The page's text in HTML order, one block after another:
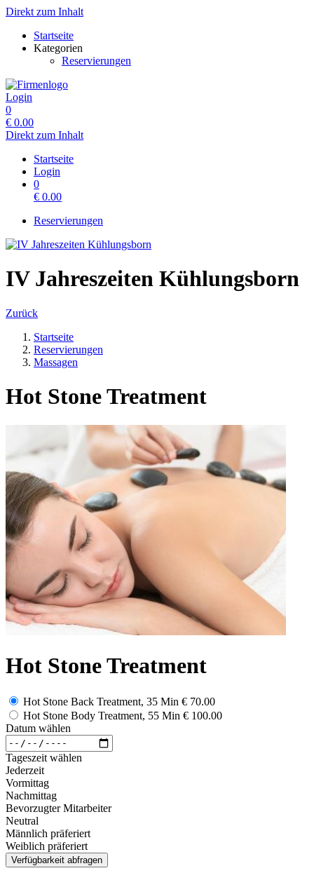
Direkt zum Inhalt
Startseite
Kategorien
Reservierungen
Login
0
€ 0.00
Direkt zum Inhalt
Startseite
Login
0
€ 0.00
Reservierungen
IV Jahreszeiten Kühlungsborn
Zurück
Startseite
Reservierungen
Massagen
Hot Stone Treatment
Hot Stone Treatment
Hot Stone Back Treatment, 35 Min € 70.00
Hot Stone Body Treatment, 55 Min € 100.00
Datum wählen
Tageszeit wählen
Jederzeit
Vormittag
Nachmittag
Bevorzugter Mitarbeiter
Neutral
Männlich präferiert
Weiblich präferiert
Verfügbarkeit abfragen